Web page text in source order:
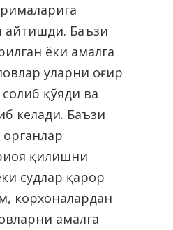
айтишди. Баъзи
ёки амалга
уларни оғир
солиб қўяди ва
келади. Баъзи
органлар
қилишни
судлар қарор
корхоналардан
амалга